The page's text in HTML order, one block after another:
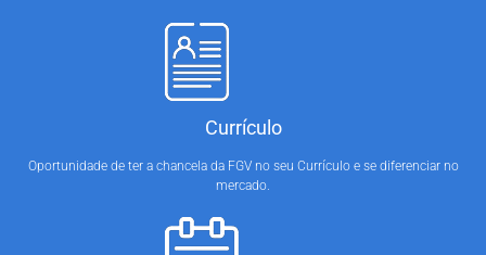
Currículo
Oportunidade de ter a chancela da FGV no seu Currículo e se diferenciar no
mercado.